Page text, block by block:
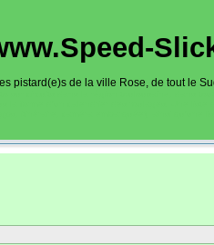
pistard(e)s de la ville Rose, de tout le